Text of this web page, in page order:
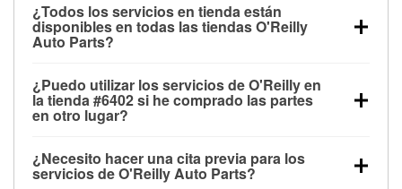
¿Todos los servicios en tienda están
disponibles en todas las tiendas O'Reilly
Auto Parts?
las pruebas de batería, pruebas de alternador y
motor de arranque, revisión de la luz “Check Engine”
con O'Reilly VeriScan® e instalación de
limpiaparabrisas o bombillas, están disponibles en
todas las tiendas O'Reilly Auto Parts. La tienda
¿Puedo utilizar los servicios de O'Reilly en
la tienda #6402 si he comprado las partes
en otro lugar?
de O'Reilly Auto Parts que estén disponibles en la
¿Necesito hacer una cita previa para los
servicios de O'Reilly Auto Parts?